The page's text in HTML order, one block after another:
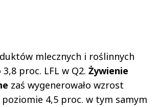
mlecznych i roślinnych
3,8 proc. LFL w Q2. Żywienie
zaś wygenerowało wzrost
4,5 proc. w tym samym